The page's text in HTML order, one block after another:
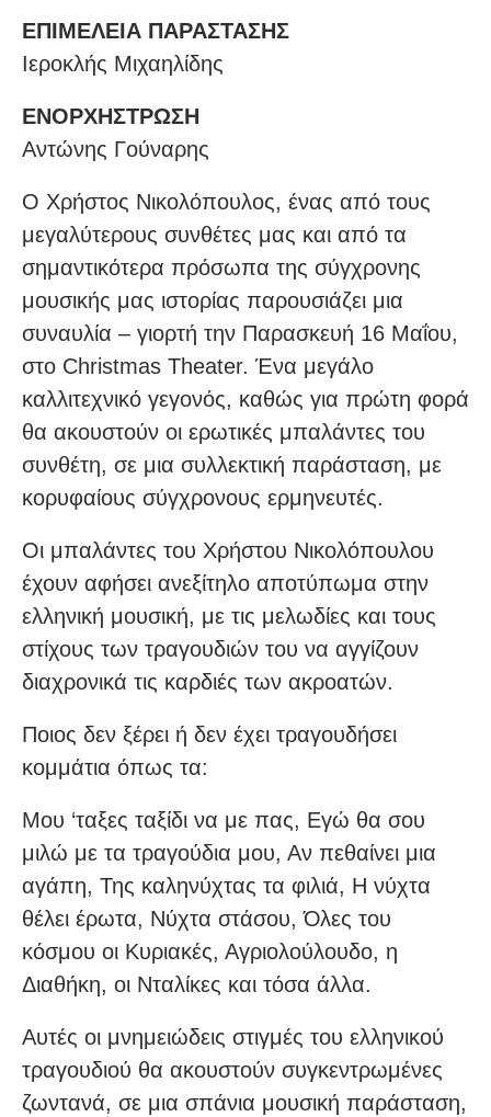
ΕΠΙΜΕΛΕΙΑ ΠΑΡΑΣΤΑΣΗΣ
Ιεροκλής Μιχαηλίδης
ΕΝΟΡΧΗΣΤΡΩΣΗ
Αντώνης Γούναρης
Ο Χρήστος Νικολόπουλος, ένας από τους
μεγαλύτερους συνθέτες μας και από τα
σημαντικότερα πρόσωπα της σύγχρονης
μουσικής μας ιστορίας παρουσιάζει μια
συναυλία – γιορτή την Παρασκευή 16 Μαΐου,
στο Christmas Theater. Ένα μεγάλο
καλλιτεχνικό γεγονός, καθώς για πρώτη φορά
θα ακουστούν οι ερωτικές μπαλάντες του
συνθέτη, σε μια συλλεκτική παράσταση, με
κορυφαίους σύγχρονους ερμηνευτές.
Οι μπαλάντες του Χρήστου Νικολόπουλου
έχουν αφήσει ανεξίτηλο αποτύπωμα στην
ελληνική μουσική, με τις μελωδίες και τους
στίχους των τραγουδιών του να αγγίζουν
διαχρονικά τις καρδιές των ακροατών.
Ποιος δεν ξέρει ή δεν έχει τραγουδήσει
κομμάτια όπως τα:
Μου ‘ταξες ταξίδι να με πας, Εγώ θα σου
μιλώ με τα τραγούδια μου, Αν πεθαίνει μια
αγάπη, Της καληνύχτας τα φιλιά, Η νύχτα
θέλει έρωτα, Νύχτα στάσου, Όλες του
κόσμου οι Κυριακές, Αγριολούλουδο, η
Διαθήκη, οι Νταλίκες και τόσα άλλα.
Αυτές οι μνημειώδεις στιγμές του ελληνικού
τραγουδιού θα ακουστούν συγκεντρωμένες
ζωντανά, σε μια σπάνια μουσική παράσταση,